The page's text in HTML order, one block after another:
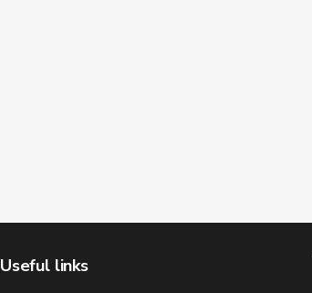
Useful links